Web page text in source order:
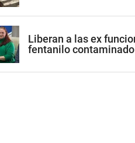
Liberan a las ex
fentanilo contaminado